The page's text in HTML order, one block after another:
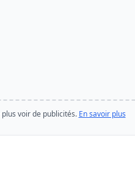
voir de publicités. En savoir plus